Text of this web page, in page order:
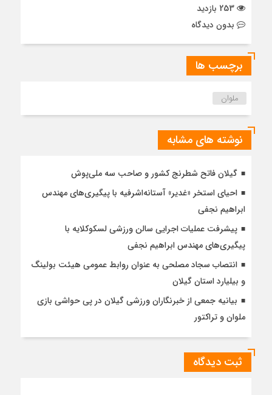
بدون دیدگاه
برچسب ها
ملوان
نوشته های مشابه
گیلان فاتح شطرنج کشور و صاحب سه ملی‌پوش
احیای استخر «غدیر» آستانه‌اشرفیه با پیگیری‌های مهندس
ابراهیم نجفی
پیشرفت عملیات اجرایی سالن ورزشی لسکوکلایه با
پیگیری‌های مهندس ابراهیم نجفی
انتصاب سجاد مصلحی به عنوان روابط عمومی هیئت بولینگ
و بیلیارد استان گیلان
بیانیه جمعی از خبرنگاران ورزشی گیلان در پی حواشی بازی
ملوان و تراکتور
ثبت دیدگاه